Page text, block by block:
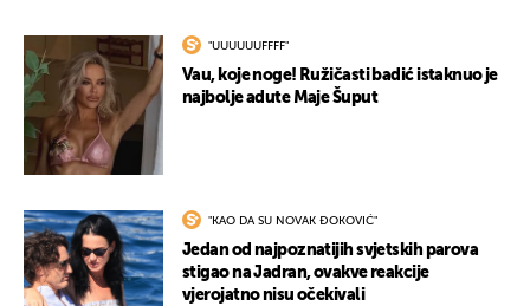
"UUUUUUFFFF"
Vau, koje noge! Ružičasti badić istaknuo je
najbolje adute Maje Šuput
"KAO DA SU NOVAK ĐOKOVIĆ"
Jedan od najpoznatijih svjetskih parova
stigao na Jadran, ovakve reakcije
vjerojatno nisu očekivali